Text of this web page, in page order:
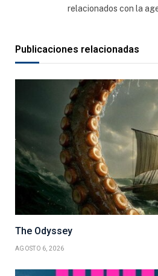
relacionados con la
Publicaciones relacionadas
The Odyssey
AGOSTO 6, 2026